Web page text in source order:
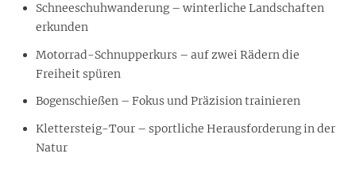
Schneeschuhwanderung – winterliche Landschaften
erkunden
Motorrad-Schnupperkurs – auf zwei Rädern die
Freiheit spüren
Bogenschießen – Fokus und Präzision trainieren
Klettersteig-Tour – sportliche Herausforderung in der
Natur